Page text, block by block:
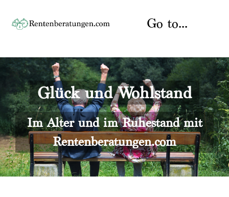
content
Go to...
Startseite
Rente
Rentenberater
Rentenversicherung
Versicherungsberatung
Über uns
Kontakt
Glück und Wohlstand
Im Alter und im Ruhestand mit
Rentenberatungen.com